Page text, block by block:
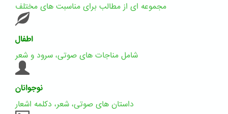
مجموعه ای از مطالب برای مناسبت های مختلف
اطفال
شامل مناجات های صوتی، سرود و شعر
نوجوانان
داستان های صوتی، شعر، دکلمه اشعار